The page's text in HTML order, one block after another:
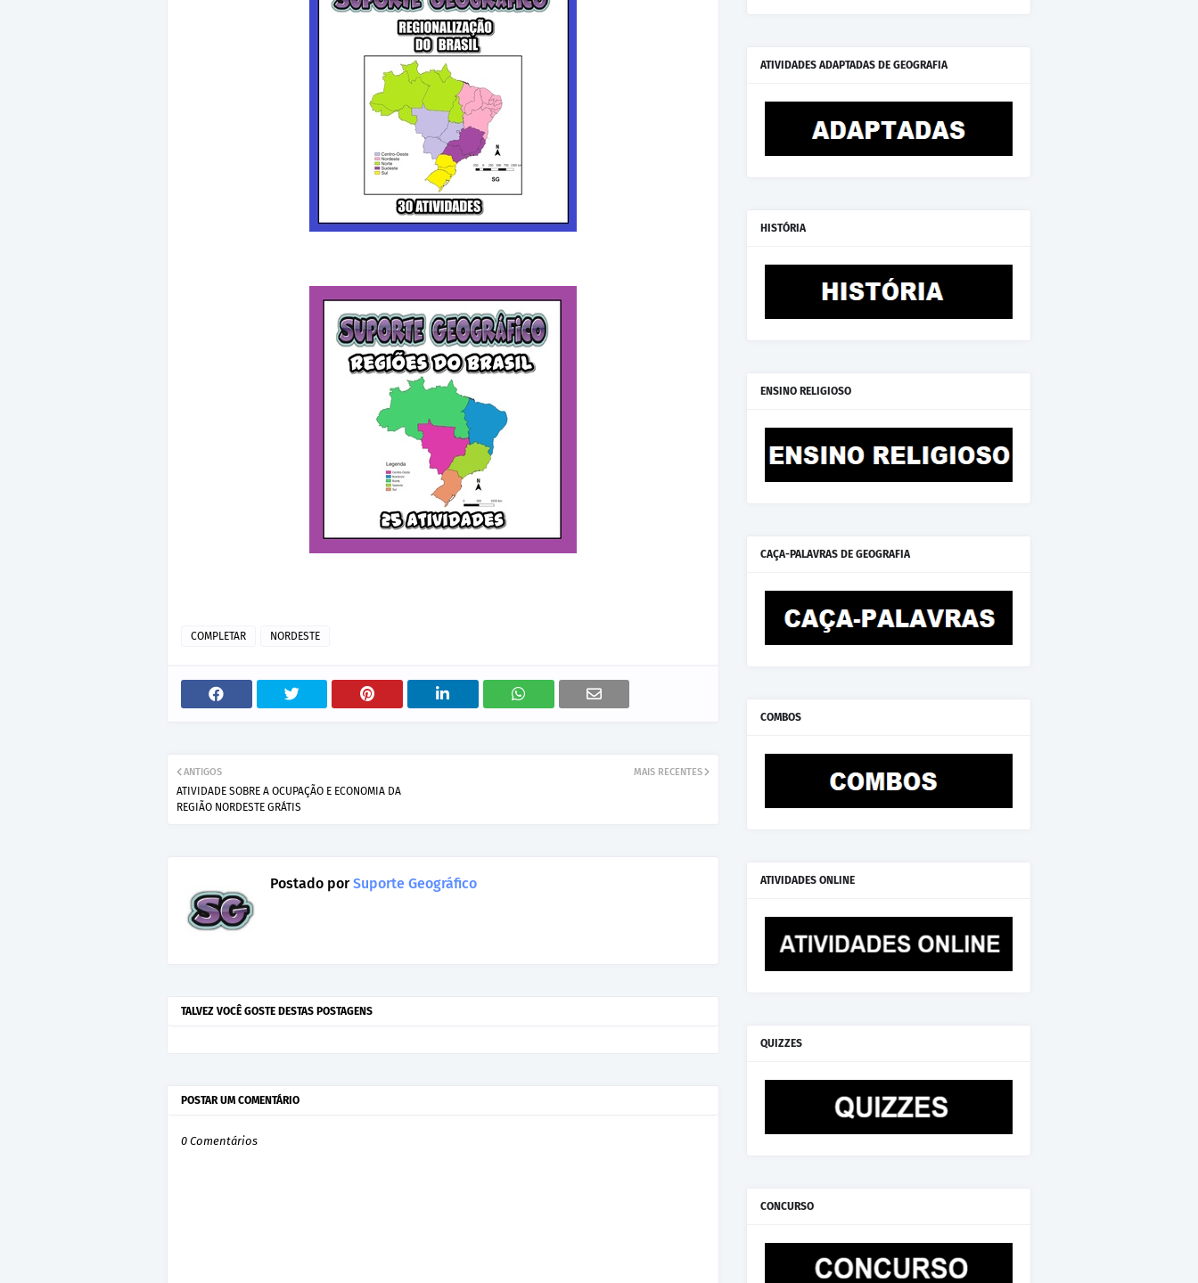
COMPLETAR NORDESTE
MAIS RECENTES
ANTIGOS
ATIVIDADE SOBRE A OCUPAÇÃO E ECONOMIA DA
REGIÃO NORDESTE GRÁTIS
Postado porSuporte Geográfico
TALVEZ VOCÊ GOSTE DESTAS POSTAGENS
POSTAR UM COMENTÁRIO
0 Comentários
ATIVIDADES ADAPTADAS DE GEOGRAFIA
HISTÓRIA
ENSINO RELIGIOSO
CAÇA-PALAVRAS DE GEOGRAFIA
COMBOS
ATIVIDADES ONLINE
QUIZZES
CONCURSO